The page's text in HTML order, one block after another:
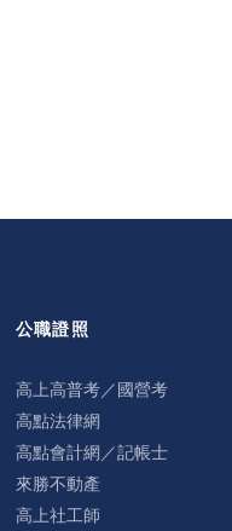
公職證照
高上高普考／國營考
高點法律網
高點會計網／記帳士
來勝不動產
高上社工師